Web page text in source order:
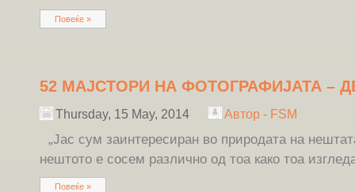
Повеќе »
52 МАЈСТОРИ НА ФОТОГРАФИЈАТА –
Thursday, 15 May, 2014 Автор - FSM
„Јас сум заинтересиран во природата на
нештото е сосем различно од тоа како тоа
Повеќе »